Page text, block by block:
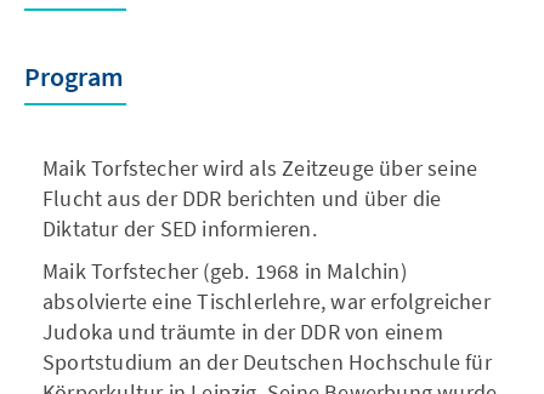
Program
Maik Torfstecher wird als Zeitzeuge über seine
Flucht aus der DDR berichten und über die
Diktatur der SED informieren.
Maik Torfstecher (geb. 1968 in Malchin)
absolvierte eine Tischlerlehre, war erfolgreicher
Judoka und träumte in der DDR von einem
Sportstudium an der Deutschen Hochschule für